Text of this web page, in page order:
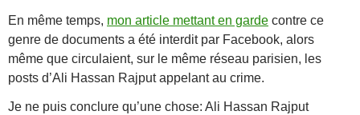
En même temps, mon article mettant en garde contre ce
genre de documents a été interdit par Facebook, alors
même que circulaient, sur le même réseau parisien, les
posts d’Ali Hassan Rajput appelant au crime.
Je ne puis conclure qu’une chose: Ali Hassan Rajput